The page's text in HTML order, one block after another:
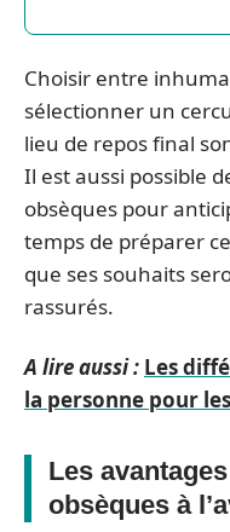
Choisir entre
sélectionner un
lieu de repos final
Il est aussi possible
obsèques pour
temps de préparer
que ses souhaits
rassurés.
A lire aussi : Les
la personne pour
Les
obsèques à